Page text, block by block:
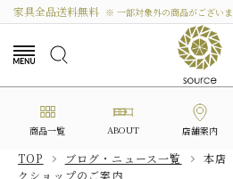
家具全品送料無料 ※ 一部対象外の商品がございま
商品一覧 ABOUT 店舗案内
TOP ブログ・ニュース一覧
本店
クショップのご案内